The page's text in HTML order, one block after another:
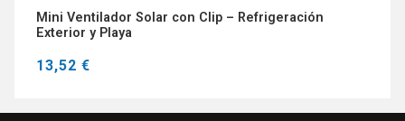
Mini Ventilador Solar con Clip – Refrigeración
Exterior y Playa
13,52 €